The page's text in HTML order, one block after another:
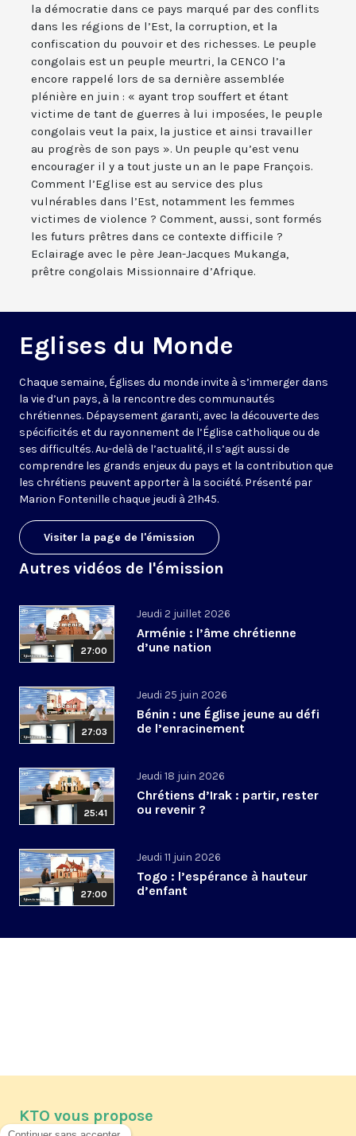
la démocratie dans ce pays marqué par des conflits
dans les régions de l’Est, la corruption, et la
confiscation du pouvoir et des richesses. Le peuple
congolais est un peuple meurtri, la CENCO l’a
encore rappelé lors de sa dernière assemblée
plénière en juin : « ayant trop souffert et étant
victime de tant de guerres à lui imposées, le peuple
congolais veut la paix, la justice et ainsi travailler
au progrès de son pays ». Un peuple qu’est venu
encourager il y a tout juste un an le pape François.
Comment l’Eglise est au service des plus
vulnérables dans l’Est, notamment les femmes
victimes de violence ? Comment, aussi, sont formés
les futurs prêtres dans ce contexte difficile ?
Eclairage avec le père Jean-Jacques Mukanga,
prêtre congolais Missionnaire d’Afrique.
Eglises du Monde
Chaque semaine, Églises du monde invite à s’immerger dans
la vie d’un pays, à la rencontre des communautés
chrétiennes. Dépaysement garanti, avec la découverte des
spécificités et du rayonnement de l’Église catholique ou de
ses difficultés. Au-delà de l’actualité, il s’agit aussi de
comprendre les grands enjeux du pays et la contribution que
les chrétiens peuvent apporter à la société. Présenté par
Marion Fontenille chaque jeudi à 21h45.
Visiter la page de l'émission
Autres vidéos de l'émission
27:00
Jeudi 2 juillet 2026
Arménie : l’âme chrétienne
d’une nation
27:03
Jeudi 25 juin 2026
Bénin : une Église jeune au défi
de l’enracinement
25:41
Jeudi 18 juin 2026
Chrétiens d’Irak : partir, rester
ou revenir ?
27:00
Jeudi 11 juin 2026
Togo : l’espérance à hauteur
d’enfant
KTO vous propose